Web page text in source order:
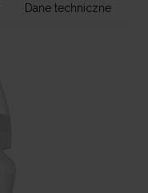
Dane techniczne